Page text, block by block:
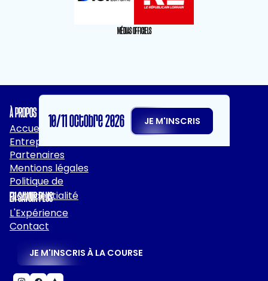
MÉDIAS OFFICIELS
10/11 octobre 2026 JE M'INSCRIS
À PROPOS
Accueil
Entreprises
Partenaires
Mentions légales
Politique de
Confidentialité
EN SAVOIR PLUS
L'Expérience
Contact
JE M'INSCRIS À LA COURSE